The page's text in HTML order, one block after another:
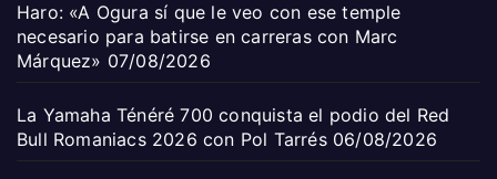
Haro: «A Ogura sí que le veo con ese temple
necesario para batirse en carreras con Marc
Márquez» 07/08/2026
La Yamaha Ténéré 700 conquista el podio del Red
Bull Romaniacs 2026 con Pol Tarrés 06/08/2026